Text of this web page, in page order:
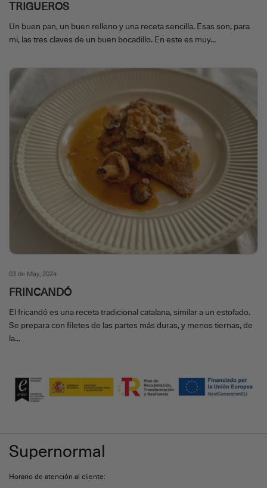
TRIGUEROS
Un buen pan, un buen relleno y una receta sencilla. Esas son, para
mi, las tres claves de un buen bocadillo. En este es muy...
03 de May, 2024
FRINCANDÓ
El fricandó es una receta tradicional catalana, similar a un estofado.
Se prepara con filetes de las partes más duras, y menos tiernas, de
la...
Supernormal
Horario de atención al cliente: